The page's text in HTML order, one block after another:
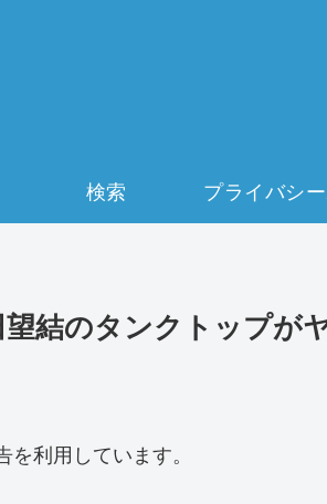
検索
望結のタンクトップ
利用しています。